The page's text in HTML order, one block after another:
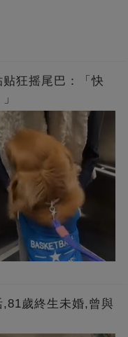
狂摇尾巴：「快
歲終生未婚,曾與